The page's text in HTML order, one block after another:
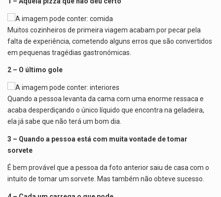
Muitos cozinheiros de primeira viagem acabam por pecar pela
falta de experiência, cometendo alguns erros que são convertidos
em pequenas tragédias gastronómicas.
2 – O último gole
Quando a pessoa levanta da cama com uma enorme ressaca e
acaba desperdiçando o único líquido que encontra na geladeira,
ela já sabe que não terá um bom dia.
3 – Quando a pessoa está com muita vontade de tomar
sorvete
É bem provável que a pessoa da foto anterior saiu de casa com o
intuito de tomar um sorvete. Mas também não obteve sucesso.